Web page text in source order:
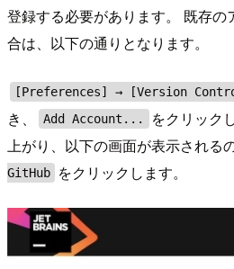
登録する必要があります。 既存
合は、以下の通りとなります。
[Preferences] → [Version
き、
Add Account...
をクリック
上がり、以下の画面が表示されるの
GitHub
をクリックします。